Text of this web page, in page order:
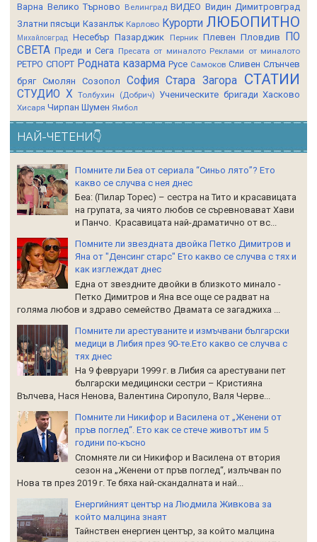
Варна Велико Търново Велинград ВИДЕО Видин Димитровград
Златни пясъци Казанлък Карлово Курорти ЛЮБОПИТНО
Михайловград Несебър Пазарджик Перник Плевен Пловдив
ПО
СВЕТА Преди и Сега Пресата от миналото Реклами от миналото
РЕТРО СПОРТ Родната казарма Русе Самоков Сливен Слънчев
бряг Смолян Созопол София Стара Загора СТАТИИ
СТУДИО Х Толбухин (Добрич) Ученическите бригади Хасково
Хисаря Чирпан Шумен Ямбол
НАЙ-ЧЕТЕНИ👇
Помните ли Беа от сериала “Синьо лято”? Ето
какво се случва с нея днес
Беа: (Пилар Торес) – сестра на Тито и красавицата
на групата, за чиято любов се съревновават Хави
и Панчо. Красавицата най-драматично от вс...
Помните ли звездната двойка Петко Димитров и
Яна от "Денсинг старс" Ето какво се случва с тях и
как изглеждат днес
Една от звездните двойки в близкото минало -
Петко Димитров и Яна все още се радват на
голяма любов и здраво семейство Двамата се загаджиха ...
Помните ли арестуваните и измъчвани български
медици в Либия през 90-те.Ето какво се случва с
тях днес
На 9 февруари 1999 г. в Либия са арестувани пет
български медицински сестри – Кристияна
Вълчева, Нася Ненова, Валентина Сиропуло, Валя Черве...
Помните ли Никифор и Василена от „Женени от
пръв поглед“. Ето как се стече животът им 5
години по-късно
Спомняте ли си Никифор и Василена от втория
сезон на „Женени от пръв поглед“, излъчван по
Нова тв през 2019 г. Те бяха най-скандалната и най...
Енергийният център на Людмила Живкова за
който малцина знаят
Тайнствен енергиен център, за който малцина